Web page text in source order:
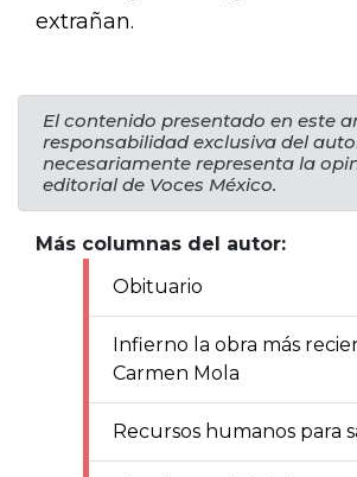
extrañan.
El contenido presentado en este
responsabilidad exclusiva del
necesariamente representa la
editorial de Voces México.
Más columnas del autor:
Obituario
Infierno la obra más
Carmen Mola
Recursos humanos para